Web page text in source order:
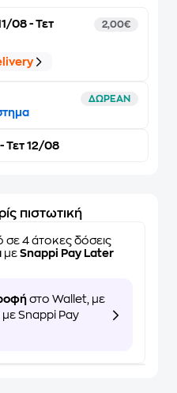
08 - Τετ
2,00€
ΔΩΡΕΑΝ
Τετ 12/08
πιστωτική
σε 4 άτοκες δόσεις
με Snappi Pay Later
στο Wallet, με
Snappi Pay